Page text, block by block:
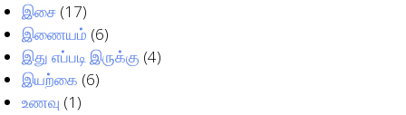
இசை (17)
இணையம் (6)
இது எப்படி இருக்கு (4)
இயற்கை (6)
உணவு (1)